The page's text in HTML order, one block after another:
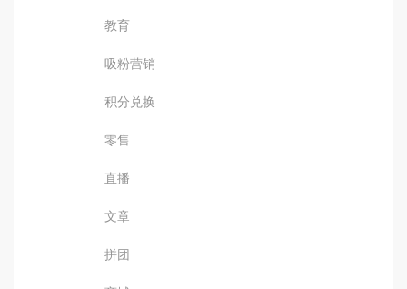
教育
吸粉营销
积分兑换
零售
直播
文章
拼团